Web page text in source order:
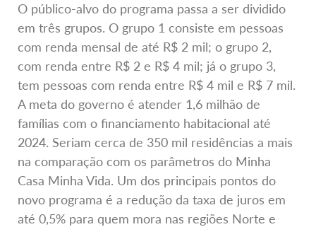
O público-alvo do programa passa a ser dividido
em três grupos. O grupo 1 consiste em pessoas
com renda mensal de até R$ 2 mil; o grupo 2,
com renda entre R$ 2 e R$ 4 mil; já o grupo 3,
tem pessoas com renda entre R$ 4 mil e R$ 7 mil.
A meta do governo é atender 1,6 milhão de
famílias com o financiamento habitacional até
2024. Seriam cerca de 350 mil residências a mais
na comparação com os parâmetros do Minha
Casa Minha Vida. Um dos principais pontos do
novo programa é a redução da taxa de juros em
até 0,5% para quem mora nas regiões Norte e